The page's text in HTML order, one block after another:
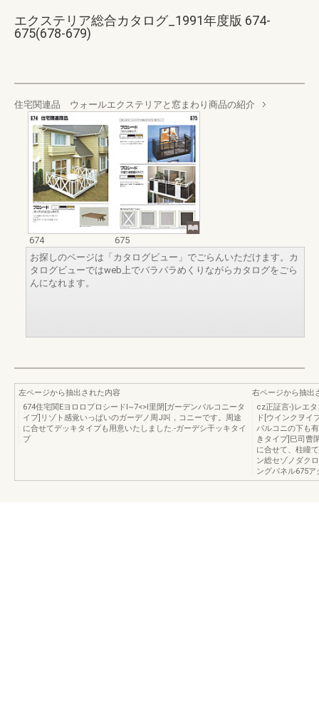
エクステリア総合カタログ_1991年度版 674-
675(678-679)
住宅関連品 ウォールエクステリアと窓まわり商品の紹介
674
675
お探しのページは「カタログビュー」でごらんいただけます。カ
タログビューではweb上でパラパラめくりながらカタログをごら
んになれます。
左ページから抽出された内容
674住宅関EヨロロプロシードI~7<>I里閉[ガーデンバルコニータ
イプ]リゾト感覚いっぱいのガーデノ周J叫，コニーです。周途
に合せてデッキタイプも用意いたしました.-ガーデシ干ッキタイ
プ
右ページから抽出
cz正証言-)レエ
ド[ウインクヲイ
パルコニの下も
きタイプ]巳司曹
に合せて、柱瞳
ン総セゾノダク
ングパネル675ア